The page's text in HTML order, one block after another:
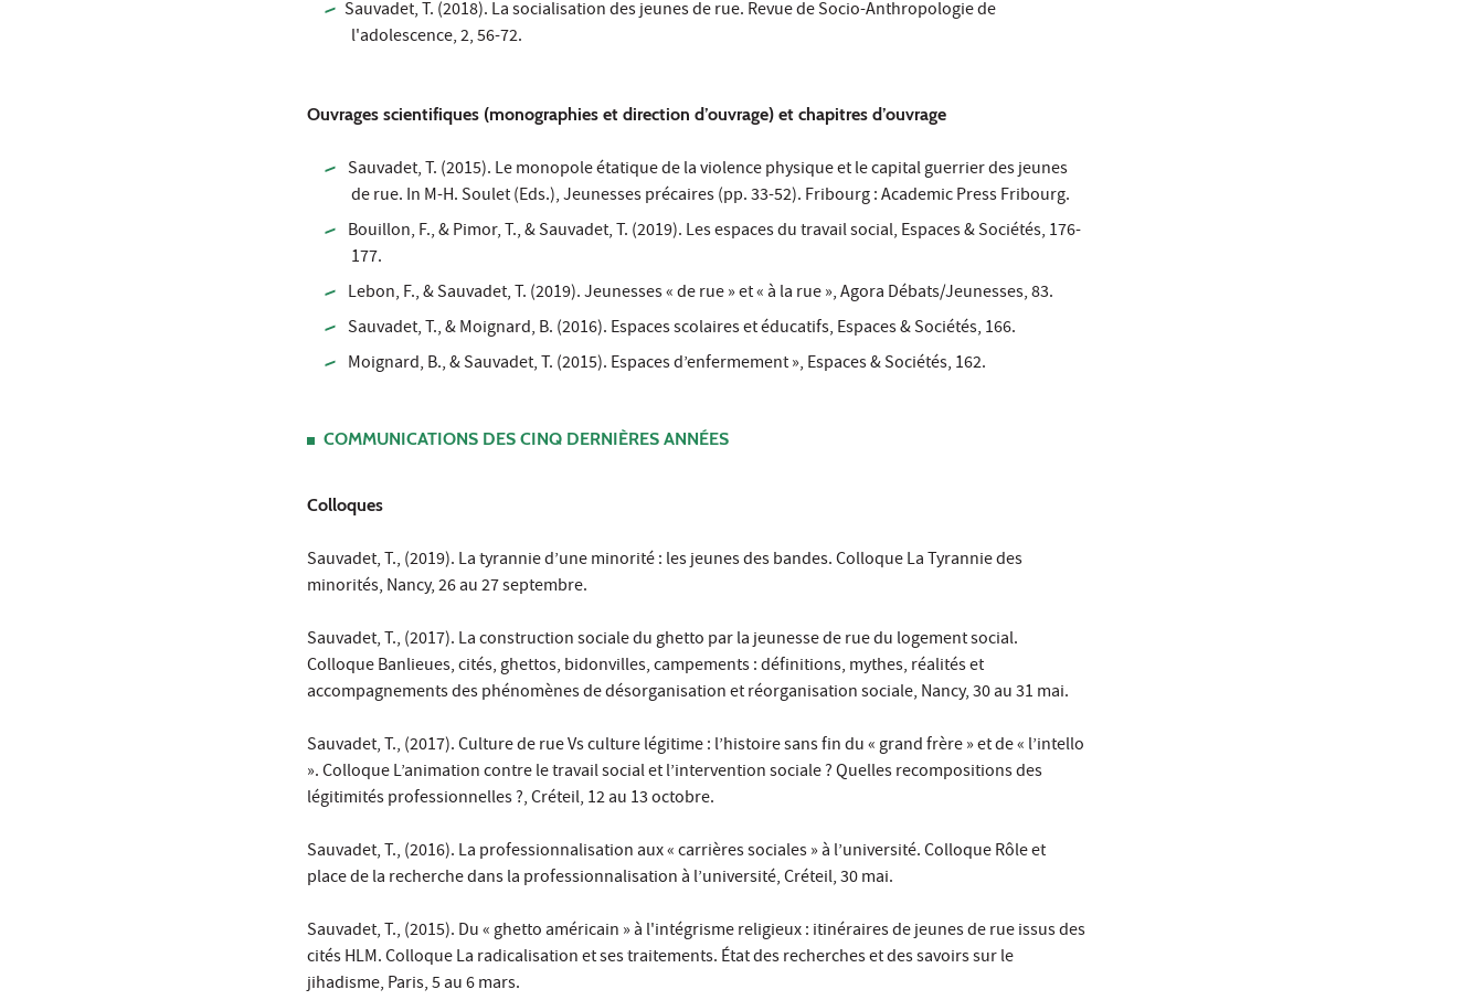
Sauvadet, T. (2018). La socialisation des jeunes de rue. Revue de Socio-Anthropologie de
l'adolescence, 2, 56-72.
Ouvrages scientifiques (monographies et direction d’ouvrage) et chapitres d’ouvrage
Sauvadet, T. (2015). Le monopole étatique de la violence physique et le capital guerrier des jeunes
de rue. In M-H. Soulet (Eds.), Jeunesses précaires (pp. 33-52). Fribourg : Academic Press Fribourg.
Bouillon, F., & Pimor, T., & Sauvadet, T. (2019). Les espaces du travail social, Espaces & Sociétés, 176-
177.
Lebon, F., & Sauvadet, T. (2019). Jeunesses « de rue » et « à la rue », Agora Débats/Jeunesses, 83.
Sauvadet, T., & Moignard, B. (2016). Espaces scolaires et éducatifs, Espaces & Sociétés, 166.
Moignard, B., & Sauvadet, T. (2015). Espaces d’enfermement », Espaces & Sociétés, 162.
COMMUNICATIONS DES CINQ DERNIÈRES ANNÉES
Colloques
Sauvadet, T., (2019). La tyrannie d’une minorité : les jeunes des bandes. Colloque La Tyrannie des
minorités, Nancy, 26 au 27 septembre.
Sauvadet, T., (2017). La construction sociale du ghetto par la jeunesse de rue du logement social.
Colloque Banlieues, cités, ghettos, bidonvilles, campements : définitions, mythes, réalités et
accompagnements des phénomènes de désorganisation et réorganisation sociale, Nancy, 30 au 31 mai.
Sauvadet, T., (2017). Culture de rue Vs culture légitime : l’histoire sans fin du « grand frère » et de « l’intello
». Colloque L’animation contre le travail social et l’intervention sociale ? Quelles recompositions des
légitimités professionnelles ?, Créteil, 12 au 13 octobre.
Sauvadet, T., (2016). La professionnalisation aux « carrières sociales » à l’université. Colloque Rôle et
place de la recherche dans la professionnalisation à l’université, Créteil, 30 mai.
Sauvadet, T., (2015). Du « ghetto américain » à l'intégrisme religieux : itinéraires de jeunes de rue issus des
cités HLM. Colloque La radicalisation et ses traitements. État des recherches et des savoirs sur le
jihadisme, Paris, 5 au 6 mars.